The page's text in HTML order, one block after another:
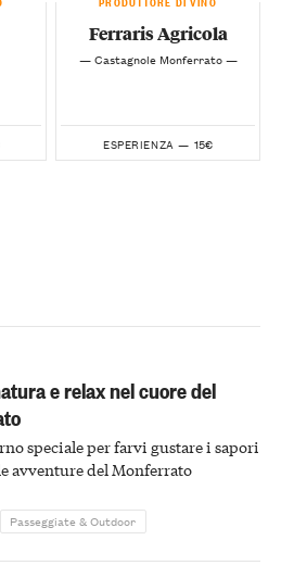
Ferraris Agricola
— Castagnole Monferrato —
ESPERIENZA — 15€
e relax nel cuore del
speciale per farvi gustare i sapori
avventure del Monferrato
Passeggiate & Outdoor